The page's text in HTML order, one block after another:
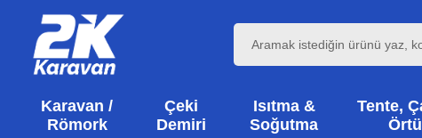
Karavan /
Römork
Çeki
Demiri
Isıtma &
Soğutma
Tente,
Örtü